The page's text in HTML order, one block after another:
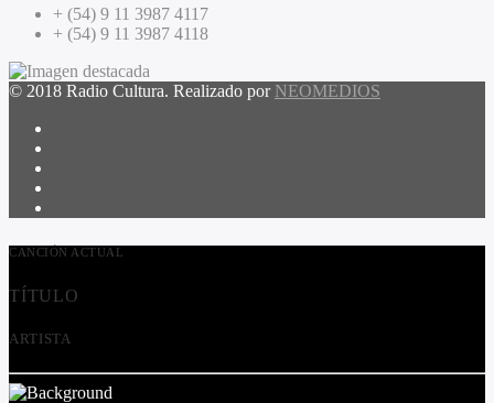
+ (54) 9 11 3987 4117
+ (54) 9 11 3987 4118
© 2018 Radio Cultura. Realizado por NEOMEDIOS
CANCIÓN ACTUAL
TÍTULO
ARTISTA